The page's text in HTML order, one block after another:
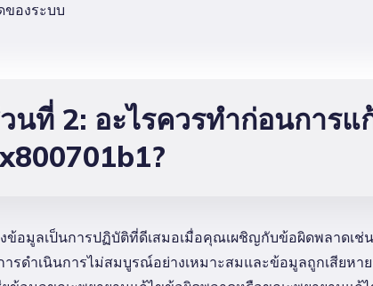
ของระบบ
นที่ 2: อะไรควรทำก่อนการ
ข้อมูลเป็นการปฏิบัติที่ดีเสมอเมื่อคุณเผชิญกับข้อผิดพลาดเ
ารดำเนินการไม่สมบูรณ์อย่างเหมาะสมและข้อมูลถูกเสีย